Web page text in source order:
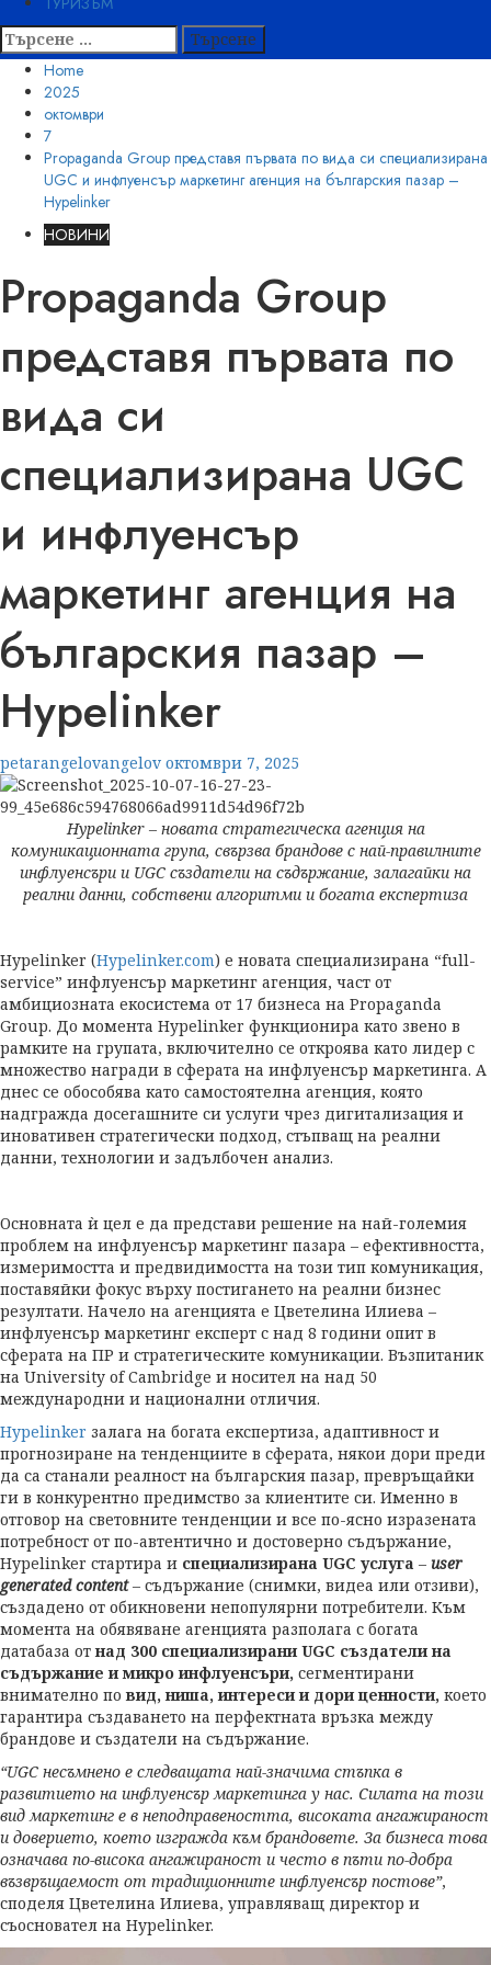
Търсене
за:
Home
2025
октомври
7
Propaganda Group представя първата по вида си специализирана
UGC и инфлуенсър маркетинг агенция на българския пазар –
Hypelinker
НОВИНИ
Propaganda Group
представя първата по
вида си
специализирана UGC
и инфлуенсър
маркетинг агенция на
българския пазар –
Hypelinker
petarangelovangelov октомври 7, 2025
Hypelinker – новата стратегическа агенция на
комуникационната група, свързва брандове с най-правилните
инфлуенсъри и UGC създатели на съдържание, залагайки на
реални данни, собствени алгоритми и богата експертиза
Hypelinker (Hypelinker.com) е новата специализирана “full-
service” инфлуенсър маркетинг агенция, част от
амбициозната екосистема от 17 бизнеса на Propaganda
Group. До момента Hypelinker функционира като звено в
рамките на групата, включително се откроява като лидер с
множество награди в сферата на инфлуенсър маркетинга. А
днес се обособява като самостоятелна агенция, която
надгражда досегашните си услуги чрез дигитализация и
иновативен стратегически подход, стъпващ на реални
данни, технологии и задълбочен анализ.
Основната ѝ цел е да представи решение на най-големия
проблем на инфлуенсър маркетинг пазара – ефективността,
измеримостта и предвидимостта на този тип комуникация,
поставяйки фокус върху постигането на реални бизнес
резултати. Начело на агенцията е Цветелина Илиева –
инфлуенсър маркетинг експерт с над 8 години опит в
сферата на ПР и стратегическите комуникации. Възпитаник
на University of Cambridge и носител на над 50
международни и национални отличия.
Hypelinker залага на богата експертиза, адаптивност и
прогнозиране на тенденциите в сферата, някои дори преди
да са станали реалност на българския пазар, превръщайки
ги в конкурентно предимство за клиентите си. Именно в
отговор на световните тенденции и все по-ясно изразената
потребност от по-автентично и достоверно съдържание,
Hypelinker стартира и специализирана UGC услуга – user
generated content– съдържание (снимки, видеа или отзиви),
създадено от обикновени непопулярни потребители. Към
момента на обявяване агенцията разполага с богата
датабаза отнад 300 специализирани UGC създатели на
съдържание и микро инфлуенсъри, сегментирани
внимателно повид, ниша, интереси и дори ценности, което
гарантира създаването на перфектната връзка между
брандове и създатели на съдържание.
“UGC несъмнено е следващата най-значима стъпка в
развитието на инфлуенсър маркетинга у нас. Силата на този
вид маркетинг е в неподправеността, високата ангажираност
и доверието, което изгражда към брандовете. За бизнеса това
означава по-висока ангажираност и често в пъти по-добра
възвръщаемост от традиционните инфлуенсър постове”,
споделя Цветелина Илиева, управляващ директор и
съосновател на Hypelinker.